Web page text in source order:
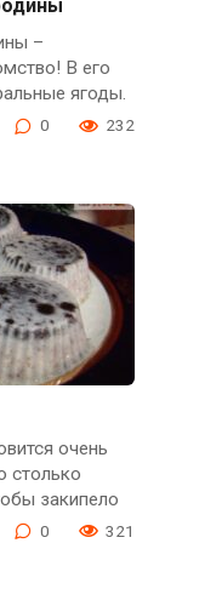
–
В его
ягоды.
0 232
очень
столько
закипело
0 321